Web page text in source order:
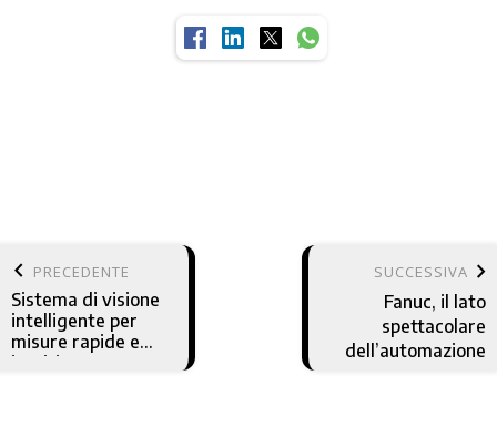
keyboard_arrow_left PRECEDENTE
Sistema di visione
intelligente per
misure rapide e
intuitive
SUCCESSIVA keyboard_arrow_right
Fanuc, il lato
spettacolare
dell’automazione